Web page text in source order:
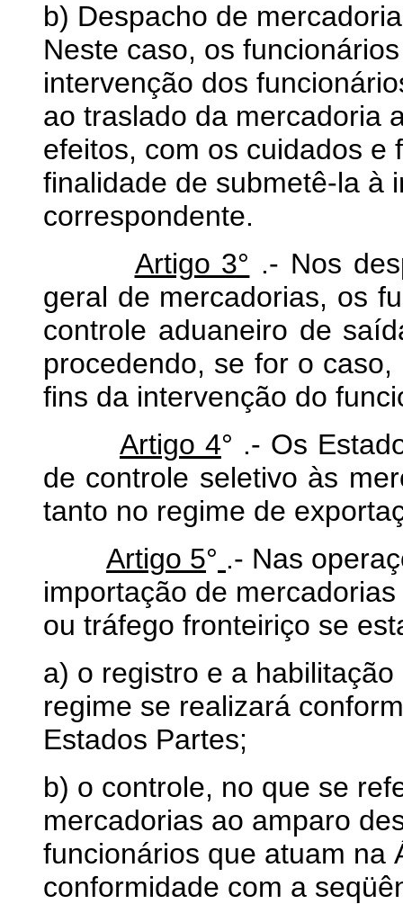
b) Despacho de
Neste caso, os
intervenção dos
ao traslado da mercadoria
efeitos, com os cuidados e
finalidade de submetê-la à
correspondente.
Artigo 3° .- Nos
geral de mercadorias, os
controle aduaneiro de
procedendo, se for o
fins da intervenção do
Artigo 4° .- Os
de controle seletivo às
tanto no regime de
Artigo 5° .- Nas
importação de
ou tráfego fronteiriço se
a) o registro e a
regime se realizará
Estados Partes;
b) o controle, no que se
mercadorias ao amparo
funcionários que atuam na
conformidade com a